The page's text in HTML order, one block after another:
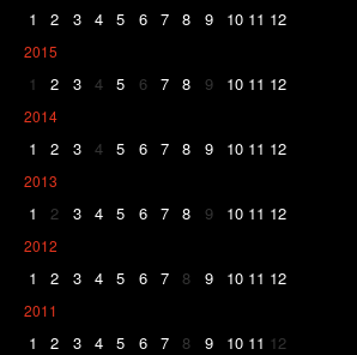
1 2 3 4 5 6 7 8 9 10 11 12
2015
1 2 3 4 5 6 7 8 9 10 11 12
2014
1 2 3 4 5 6 7 8 9 10 11 12
2013
1 2 3 4 5 6 7 8 9 10 11 12
2012
1 2 3 4 5 6 7 8 9 10 11 12
2011
1 2 3 4 5 6 7 8 9 10 11 12